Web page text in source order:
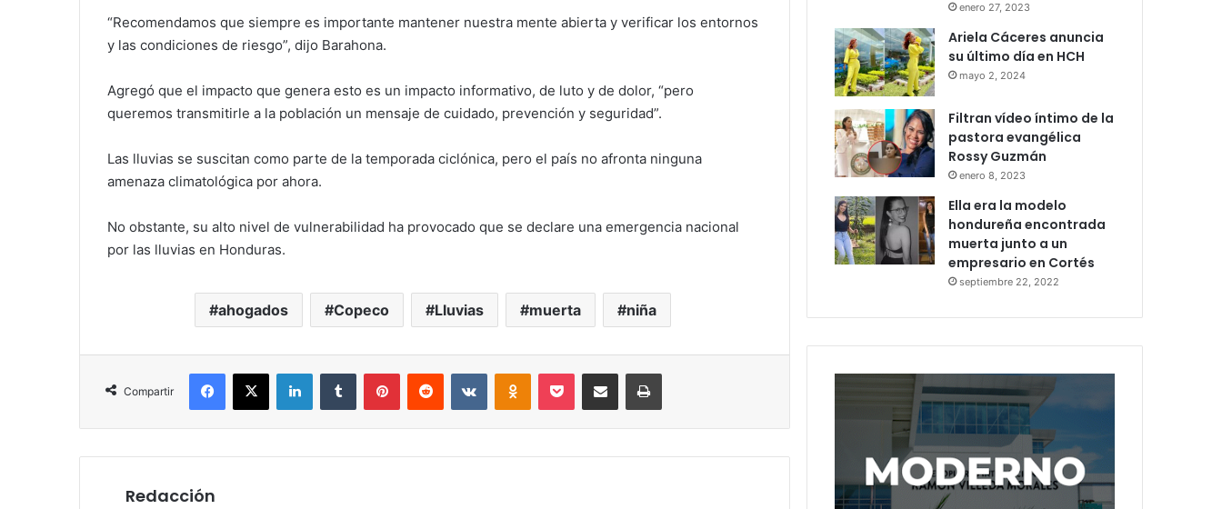
“Recomendamos que siempre es importante mantener nuestra mente abierta y verificar los entornos
y las condiciones de riesgo”, dijo Barahona.
Agregó que el impacto que genera esto es un impacto informativo, de luto y de dolor, “pero
queremos transmitirle a la población un mensaje de cuidado, prevención y seguridad”.
Las lluvias se suscitan como parte de la temporada ciclónica, pero el país no afronta ninguna
amenaza climatológica por ahora.
No obstante, su alto nivel de vulnerabilidad ha provocado que se declare una emergencia nacional
por las lluvias en Honduras.
ahogados Copeco Lluvias muerta niña
Compartir
Facebook
X LinkedInTumblr PinterestReddit VKontakteOdnoklassniki
Pocket compartit via email Print
Redacción
enero 27, 2023
Ariela Cáceres anuncia
su último día en HCH
mayo 2, 2024
Filtran vídeo íntimo de la
pastora evangélica
Rossy Guzmán
enero 8, 2023
Ella era la modelo
hondureña encontrada
muerta junto a un
empresario en Cortés
septiembre 22, 2022